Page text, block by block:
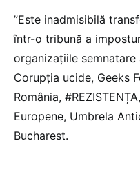
”Este inadmisibilă
într-o tribună a
organizațiile
Corupția ucide, Geeks
România,
Europene, Umbrela
Bucharest.